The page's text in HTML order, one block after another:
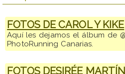
FOTOS DE CAROL Y KIKE
Aquí les dejamos el álbum de
PhotoRunning Canarias.
FOTOS DESIRÉE